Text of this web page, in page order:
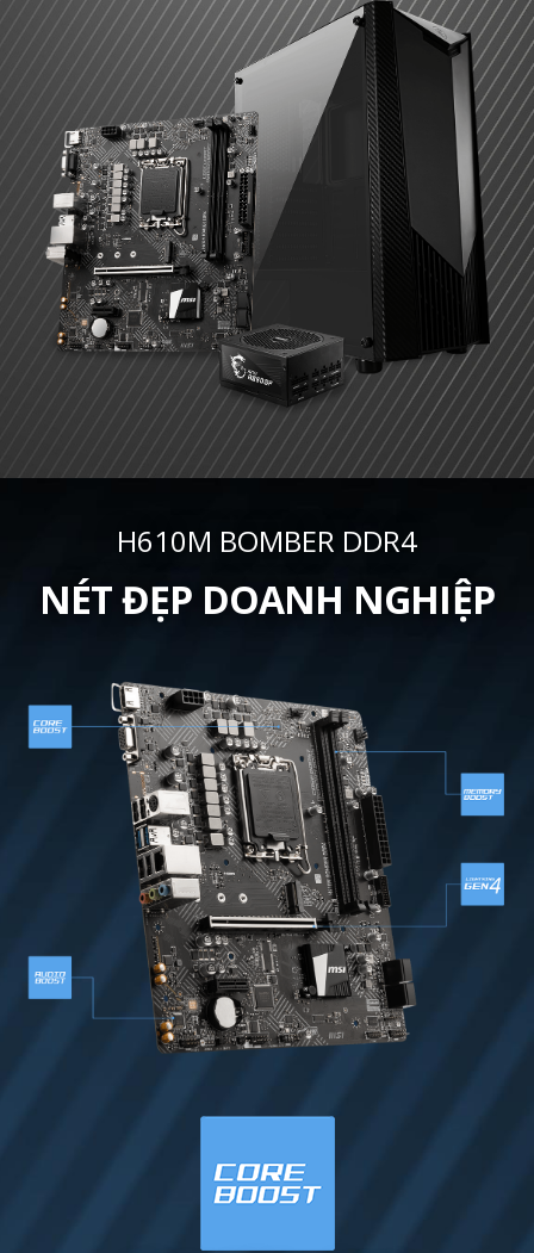
H610M BOMBER DDR4
NÉT ĐẸP DOANH NGHIỆP